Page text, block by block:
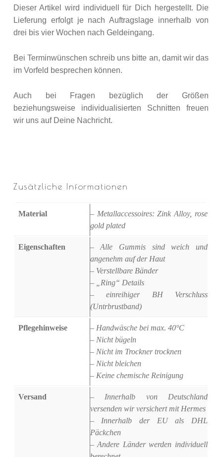
Dieser Artikel wird individuell für Dich hergestellt. Die
Lieferung erfolgt je nach Auftragslage innerhalb von
drei bis vier Wochen nach Geldeingang.
Bei Terminwünschen schreib uns bitte an, damit wir das
im Vorfeld besprechen können.
Auch bei Fragen bezüglich der Größen
beziehungsweise individualisierten Schnitten freuen
wir uns auf Deine Nachricht.
Zusätzliche Informationen
Material
– Metallaccessoires: Zink Alloy, rose
gold plated
Eigenschaften
– Alle Gummis sind weich und
angenehm auf der Haut
– Verstellbare Bänder
– „Ring“ Details
– einreihiger BH Verschluss
(Untrbrustband)
Pflegehinweise
– Handwäsche bei max. 40°C
– Nicht bügeln
– Nicht im Trockner trocknen
– Nicht bleichen
– Keine chemische Reinigung
Versand
– Innerhalb von Deutschland
versenden wir versichert mit Hermes
– Innerhalb der EU als DHL
Päckchen
– Andere Länder werden individuell